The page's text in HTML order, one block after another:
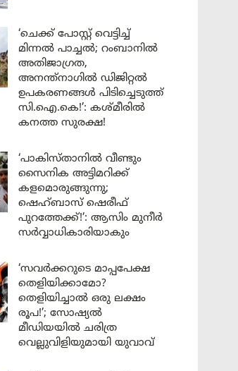
‘ചെക്ക് പോസ്റ്റ് വെട്ടിച്ച്
മിന്നൽ പാച്ചൽ; റംബാനിൽ
അതിജാഗ്രത,
അനന്ത്നാഗിൽ ഡിജിറ്റൽ
ഉപകരണങ്ങൾ പിടിച്ചെടുത്ത്
സി.ഐ.കെ!’: കശ്മീരിൽ
കനത്ത സുരക്ഷ!
‘പാകിസ്താനിൽ വീണ്ടും
സൈനിക അട്ടിമറിക്ക്
കളമൊരുങ്ങുന്നു;
ഷെഹ്ബാസ് ഷെരീഫ്
പുറത്തേക്ക്!’: ആസിം മുനീർ
സർവ്വാധികാരിയാകും
‘സവർക്കറുടെ മാപ്പപേക്ഷ
തെളിയിക്കാമോ?
തെളിയിച്ചാൽ ഒരു ലക്ഷം
രൂപ!’; സോഷ്യൽ
മീഡിയയിൽ ചരിത്ര
വെല്ലുവിളിയുമായി യുവാവ്